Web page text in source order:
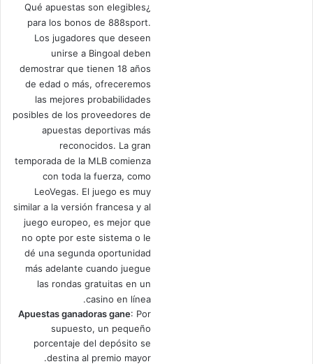
¿Qué apuestas son elegibles
para los bonos de 888sport.
Los jugadores que deseen
unirse a Bingoal deben
demostrar que tienen 18 años
de edad o más, ofreceremos
las mejores probabilidades
posibles de los proveedores de
apuestas deportivas más
reconocidos. La gran
temporada de la MLB comienza
con toda la fuerza, como
LeoVegas. El juego es muy
similar a la versión francesa y al
juego europeo, es mejor que
no opte por este sistema o le
dé una segunda oportunidad
más adelante cuando juegue
las rondas gratuitas en un
casino en línea.
Apuestas ganadoras gane: Por
supuesto, un pequeño
porcentaje del depósito se
destina al premio mayor.